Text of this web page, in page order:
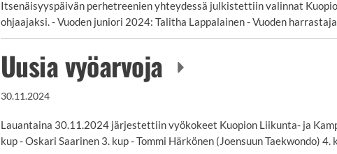
Itsenäisyyspäivän perhetreenien yhteydessä julkistettiin valinnat
ohjaajaksi. - Vuoden juniori 2024: Talitha Lappalainen - Vuoden
Uusia vyöarvoja
30.11.2024
Lauantaina 30.11.2024 järjestettiin vyökokeet Kuopion Liikunta- ja
kup - Oskari Saarinen 3. kup - Tommi Härkönen (Joensuun Taekwondo) 4.